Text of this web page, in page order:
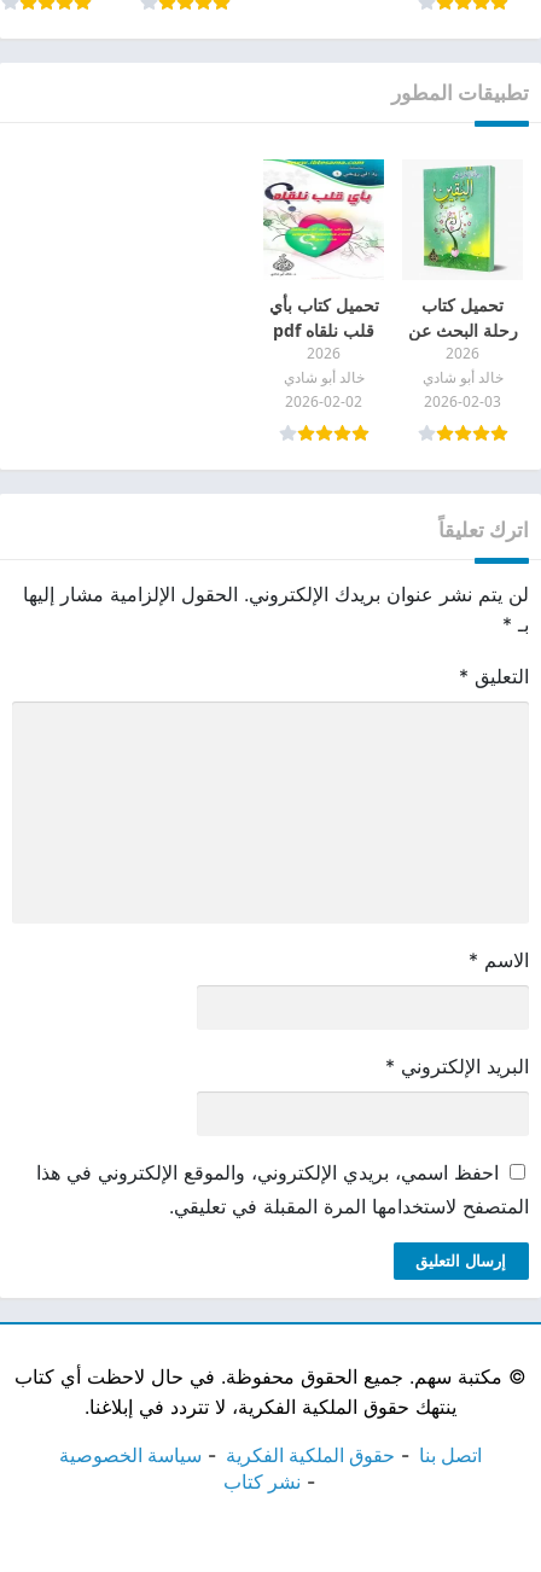
تطبيقات المطور
تحميل كتاب
رحلة البحث عن
اليقين pdf
2026
خالد أبو شادي
2026-02-03
تحميل كتاب بأي
قلب نلقاه pdf
2026
خالد أبو شادي
2026-02-02
اترك تعليقاً
لن يتم نشر عنوان بريدك الإلكتروني. الحقول الإلزامية مشار إليها
بـ *
التعليق *
الاسم *
البريد الإلكتروني *
احفظ اسمي، بريدي الإلكتروني، والموقع الإلكتروني في هذا
المتصفح لاستخدامها المرة المقبلة في تعليقي.
© مكتبة سهم. جميع الحقوق محفوظة. في حال لاحظت أي كتاب
ينتهك حقوق الملكية الفكرية، لا تتردد في إبلاغنا.
اتصل بنا حقوق الملكية الفكرية
سياسة الخصوصية
نشر كتاب